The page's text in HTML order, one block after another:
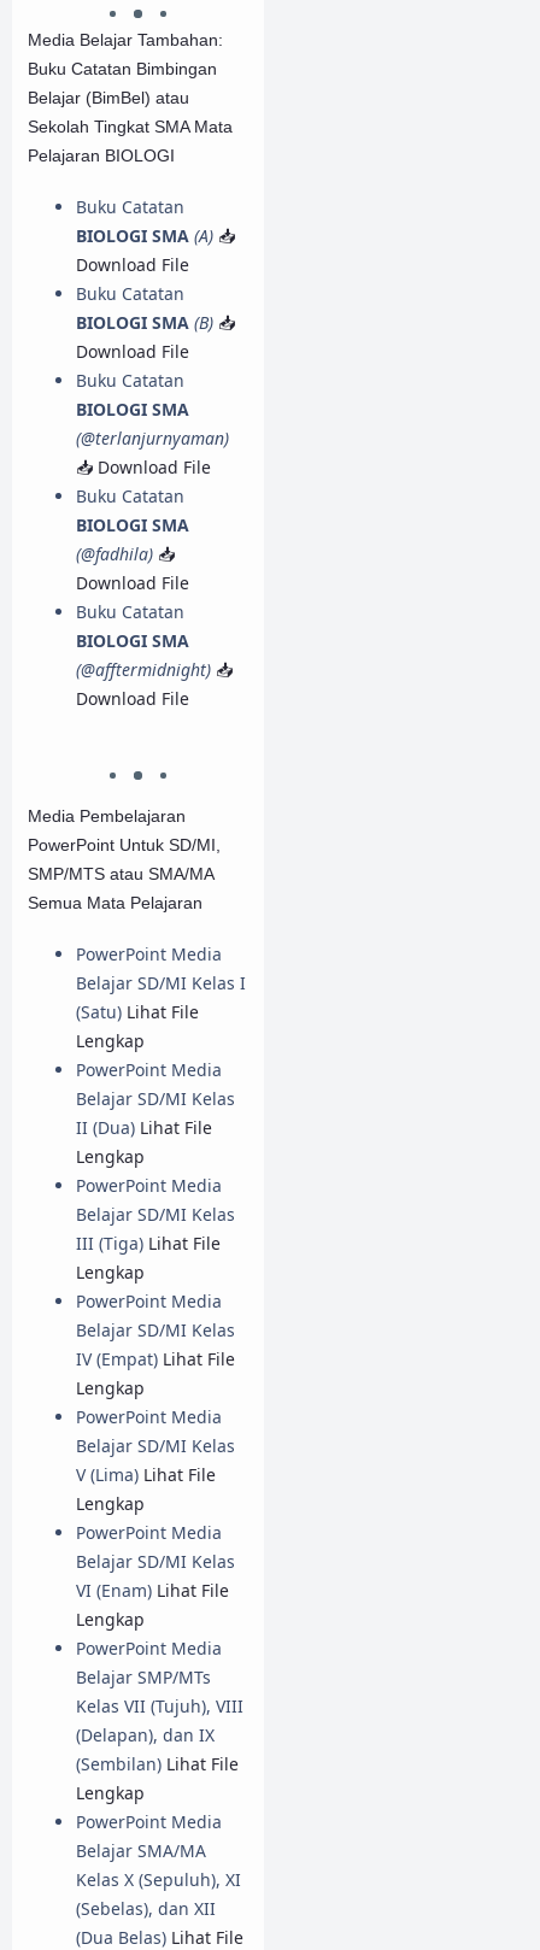
Media Belajar Tambahan:
Buku Catatan Bimbingan
Belajar (BimBel) atau
Sekolah Tingkat SMA Mata
Pelajaran BIOLOGI
Buku Catatan
BIOLOGI SMA (A) 📥
Download File
Buku Catatan
BIOLOGI SMA (B) 📥
Download File
Buku Catatan
BIOLOGI SMA
(@terlanjurnyaman)
📥 Download File
Buku Catatan
BIOLOGI SMA
(@fadhila) 📥
Download File
Buku Catatan
BIOLOGI SMA
(@afftermidnight) 📥
Download File
Media Pembelajaran
PowerPoint Untuk SD/MI,
SMP/MTS atau SMA/MA
Semua Mata Pelajaran
PowerPoint Media
Belajar SD/MI Kelas I
(Satu) Lihat File
Lengkap
PowerPoint Media
Belajar SD/MI Kelas
II (Dua) Lihat File
Lengkap
PowerPoint Media
Belajar SD/MI Kelas
III (Tiga) Lihat File
Lengkap
PowerPoint Media
Belajar SD/MI Kelas
IV (Empat) Lihat File
Lengkap
PowerPoint Media
Belajar SD/MI Kelas
V (Lima) Lihat File
Lengkap
PowerPoint Media
Belajar SD/MI Kelas
VI (Enam) Lihat File
Lengkap
PowerPoint Media
Belajar SMP/MTs
Kelas VII (Tujuh), VIII
(Delapan), dan IX
(Sembilan) Lihat File
Lengkap
PowerPoint Media
Belajar SMA/MA
Kelas X (Sepuluh), XI
(Sebelas), dan XII
(Dua Belas) Lihat File